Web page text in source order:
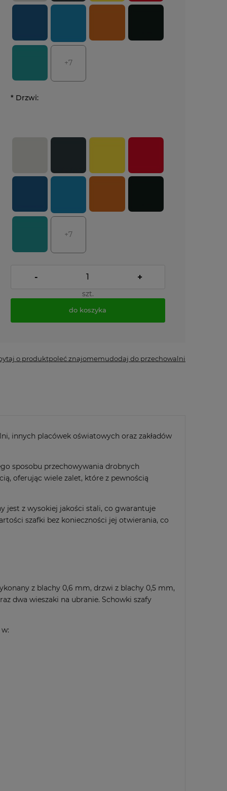
+7
* Drzwi:
+7
- +
szt.
do koszyka
o produktpoleć znajomemudodaj do przechowalni
innych placówek oświatowych oraz zakładów
sposobu przechowywania drobnych
oferując wiele zalet, które z pewnością
jest z wysokiej jakości stali, co gwarantuje
szafki bez konieczności jej otwierania, co
z blachy 0,6 mm, drzwi z blachy 0,5 mm,
dwa wieszaki na ubranie. Schowki szafy